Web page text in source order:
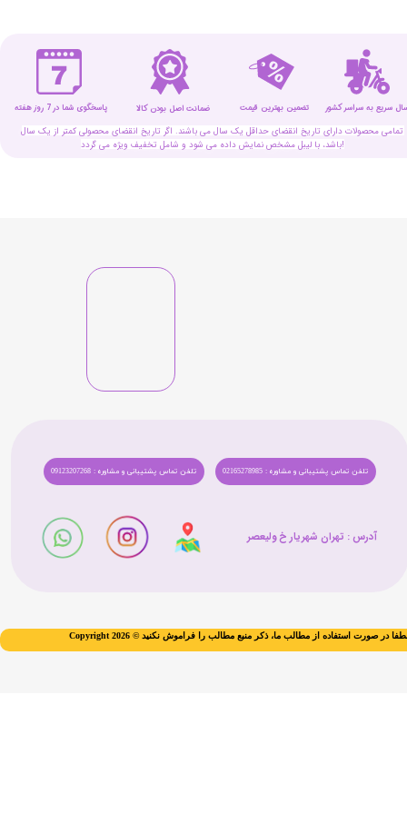
تمامی محصولات دارای تاریخ انقضای حداقل یک سال می باشند. اگر تاریخ انقضای محصولی کمتر از یک سال
باشد، با لیبل مشخص نمایش داده می شود و شامل تخفیف ویژه می گردد!
ضمانت اصل بودن کالا تضمین بهترین قیمت پاسخگوی شما در 7 روز هفته سریع به سراسر کشور
تلفن تماس پشتیبانی و مشاوره : 09123207268 تلفن تماس پشتیبانی و مشاوره : 02165278985
آدرس : تهران شهریار خ ولیعصر​​​​​​​